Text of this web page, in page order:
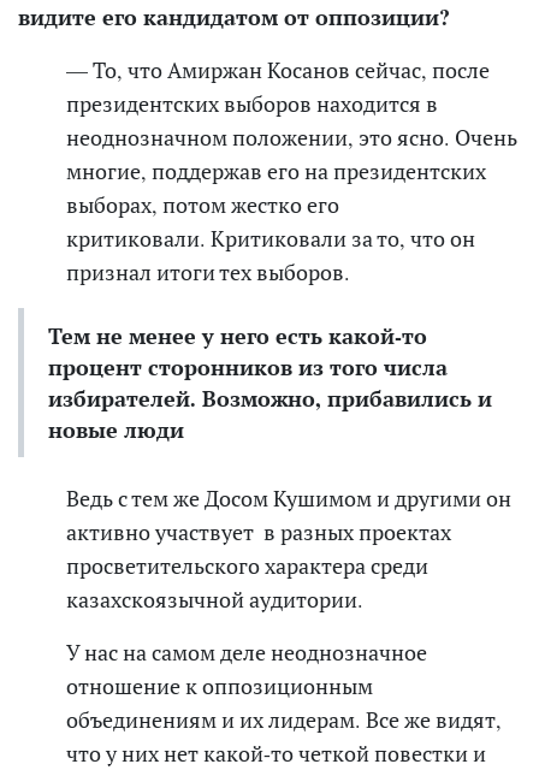
видите его кандидатом от оппозиции?
— То, что Амиржан Косанов сейчас, после
президентских выборов находится в
неоднозначном положении, это ясно. Очень
многие, поддержав его на президентских
выборах, потомжестко его
критиковали. Критиковали за то, что он
признал итоги тех выборов.
Тем не менее у него есть какой-то
процент сторонников из того числа
избирателей. Возможно, прибавились и
новые люди
Ведьс тем же Досом Кушимом и другимион
активно участвует в разных проектах
просветительского характера среди
казахскоязычной аудитории.
У нас на самом деле неоднозначное
отношение к оппозиционным
объединениям и их лидерам. Все же видят,
что у них нет какой-то четкой повестки и